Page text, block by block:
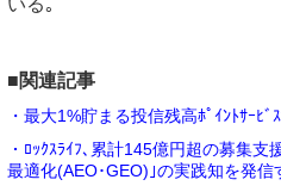
■関連記事
・最大1%貯まる投信残高ﾎﾟｲﾝﾄｻｰﾋ
・ﾛｯｸｽﾗｲﾌ､累計145億円超の募集
最適化(AEO･GEO)｣の実践知を発信